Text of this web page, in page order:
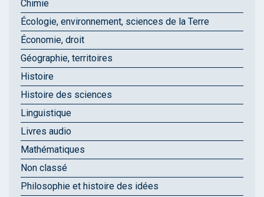
Chimie
Écologie, environnement, sciences de la Terre
Économie, droit
Géographie, territoires
Histoire
Histoire des sciences
Linguistique
Livres audio
Mathématiques
Non classé
Philosophie et histoire des idées